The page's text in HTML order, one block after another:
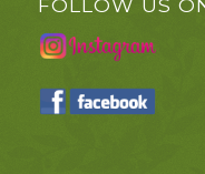
FOLLOW US